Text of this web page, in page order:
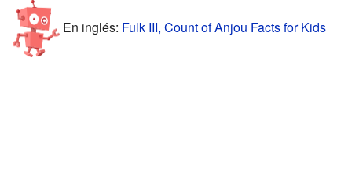
En inglés: Fulk III, Count of Anjou Facts for Kids